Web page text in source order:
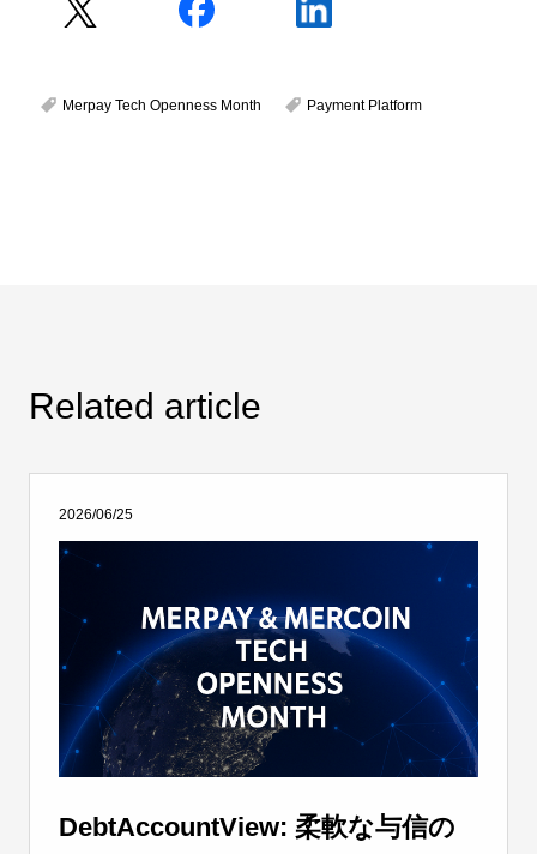
Merpay Tech Openness Month Payment Platform
Related article
2026/06/25
DebtAccountView: 柔軟な与信の